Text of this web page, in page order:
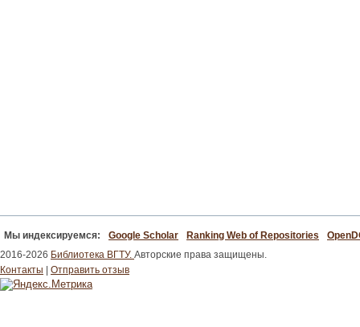
Мы индексируемся: Google Scholar Ranking Web of Repositories
2016-2026 Библиотека ВГТУ. Авторские права защищены.
Контакты
Отправить отзыв